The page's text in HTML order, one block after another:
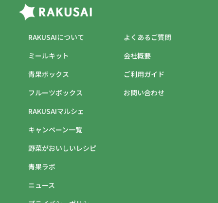
RAKUSAIについて
ミールキット
青果ボックス
フルーツボックス
RAKUSAIマルシェ
キャンペーン一覧
野菜がおいしいレシピ
青果ラボ
ニュース
よくあるご質問
ご利用ガイド
会社概要
お問い合わせ